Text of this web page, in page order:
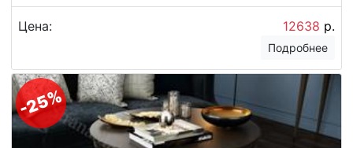
Цена: 12638 р.
Подробнее
-25%